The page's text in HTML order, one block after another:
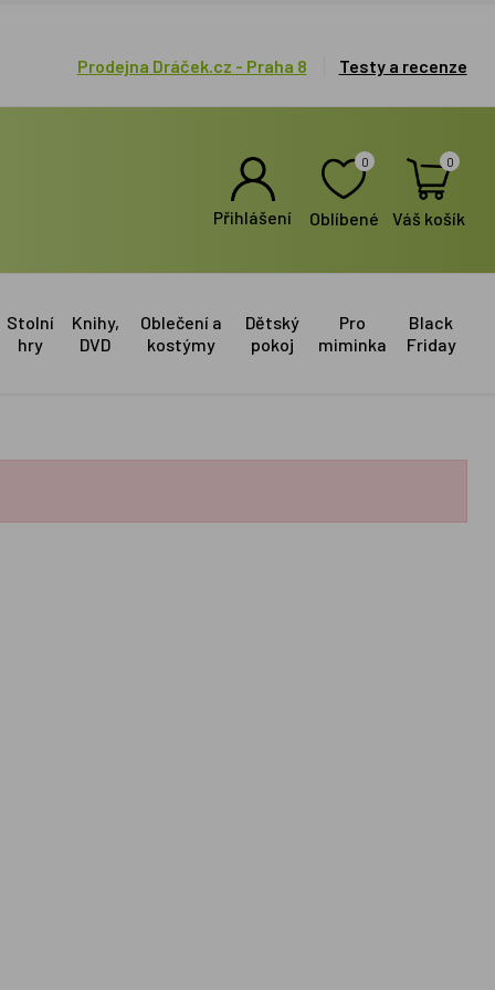
Prodejna Dráček.cz - Praha 8 Testy a recenze
Přihlášení
0
Oblíbené
0
Váš košík
Stolní
hry
Knihy,
DVD
Oblečení a
kostýmy
Dětský
pokoj
Pro
miminka
Black
Friday